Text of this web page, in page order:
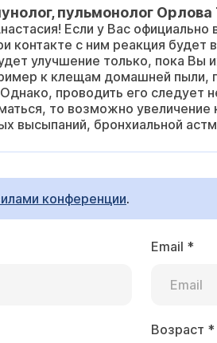
пульмонолог
Если у Вас
контакте с ним реакция будет
улучшение только, пока
к клещам домашней пыли,
проводить его
то возможно
высыпаний, бронхиальной
конференции.
Email *
Возраст *